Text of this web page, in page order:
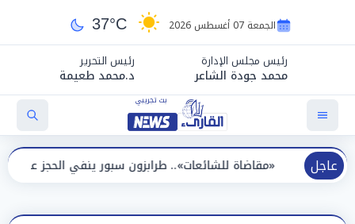
الجمعة 07 أغسطس 2026 37°C
رئيس مجلس الإدارة
محمد جودة الشاعر
رئيس التحرير
د.محمد طعيمة
عاجل
«مقاضاة للشائعات».. طرابزون سبور ينفي الحجز على مستحقات